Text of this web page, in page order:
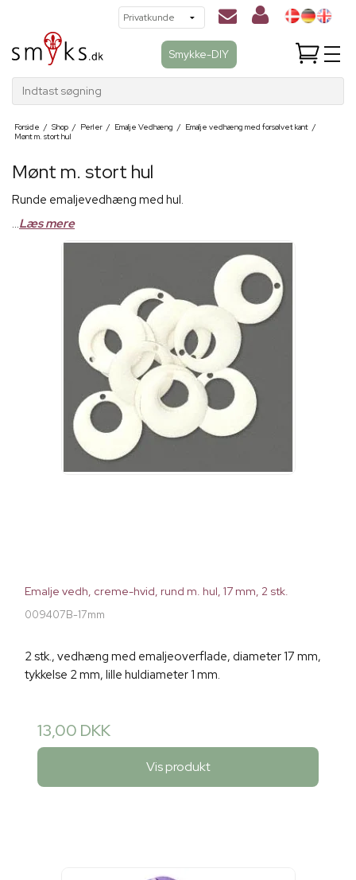
Smykke-DIY
Indtast søgning
Forside / Shop / Perler / Emalje Vedhæng / Emalje vedhæng med forsølvet kant /
Mønt m. stort hul
Mønt m. stort hul
Runde emaljevedhæng med hul.
...Læs mere
Emalje vedh, creme-hvid, rund m. hul, 17 mm, 2 stk.
009407B-17mm
2 stk., vedhæng med emaljeoverflade, diameter 17 mm,
tykkelse 2 mm, lille huldiameter 1 mm.
13,00 DKK
Vis produkt